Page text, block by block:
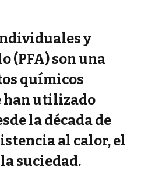
y
son una
químicos
han utilizado
la década de
al calor, el
suciedad.